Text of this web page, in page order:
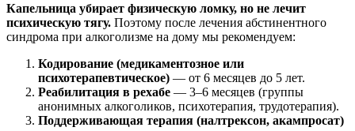
Капельница убирает физическую ломку, но не лечит
психическую тягу. Поэтому после лечения абстинентного
синдрома при алкоголизме на дому мы рекомендуем:
Кодирование (медикаментозное или
психотерапевтическое) — от 6 месяцев до 5 лет.
Реабилитация в рехабе — 3–6 месяцев (группы
анонимных алкоголиков, психотерапия, трудотерапия).
Поддерживающая терапия (налтрексон, акампросат)